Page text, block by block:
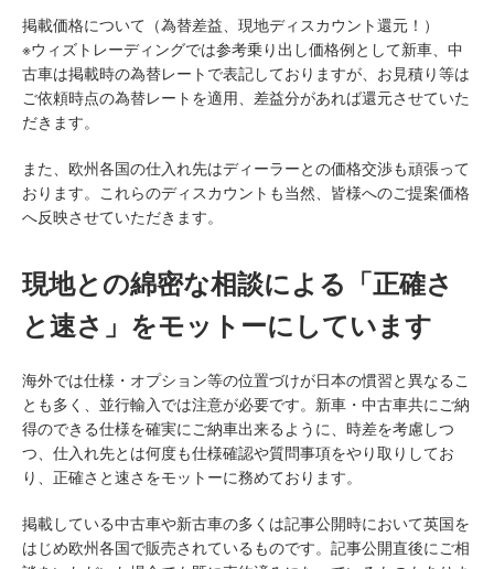
掲載価格について（為替差益、現地ディスカウント還元！）
※ウィズトレーディングでは参考乗り出し価格例として新車、中
古車は掲載時の為替レートで表記しておりますが、お見積り等は
ご依頼時点の為替レートを適用、差益分があれば還元させていた
だきます。
また、欧州各国の仕入れ先はディーラーとの価格交渉も頑張って
おります。これらのディスカウントも当然、皆様へのご提案価格
へ反映させていただきます。
現地との綿密な相談による「正確さ
と速さ」をモットーにしています
海外では仕様・オプション等の位置づけが日本の慣習と異なるこ
とも多く、並行輸入では注意が必要です。新車・中古車共にご納
得のできる仕様を確実にご納車出来るように、時差を考慮しつ
つ、仕入れ先とは何度も仕様確認や質問事項をやり取りしてお
り、正確さと速さをモットーに務めております。
掲載している中古車や新古車の多くは記事公開時において英国を
はじめ欧州各国で販売されているものです。記事公開直後にご相